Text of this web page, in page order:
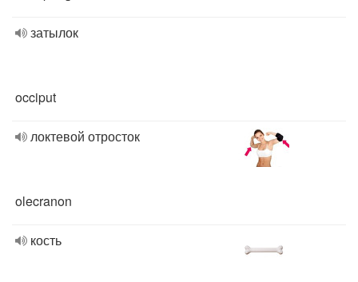
затылок
occiput
локтевой отросток
olecranon
кость